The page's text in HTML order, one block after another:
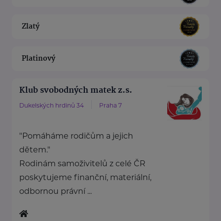
Zlatý
Platinový
Klub svobodných matek z.s.
Dukelských hrdinů 34 Praha 7
"Pomáháme rodičům a jejich
dětem."
Rodinám samoživitelů z celé ČR
poskytujeme finanční, materiální,
odbornou právní ...